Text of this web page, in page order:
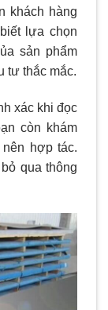
khách hàng
lựa chọn
sản phẩm
tư thắc mắc.
xác khi đọc
còn khám
hợp tác.
qua thông